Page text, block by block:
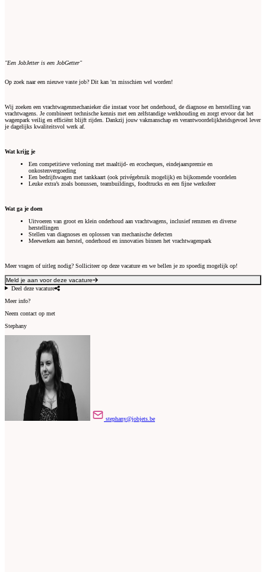
"Een JobJetter is een JobGetter"
Op zoek naar een nieuwe vaste job? Dit kan 'm misschien wel worden!
Wij zoeken een vrachtwagenmechanieker die instaat voor het onderhoud, de diagnose en herstelling van
vrachtwagens. Je combineert technische kennis met een zelfstandige werkhouding en zorgt ervoor dat het
wagenpark veilig en efficiënt blijft rijden. Dankzij jouw vakmanschap en verantwoordelijkheidsgevoel lever
je dagelijks kwaliteitsvol werk af.
Wat krijg je
Een competitieve verloning met maaltijd- en ecocheques, eindejaarspremie en
onkostenvergoeding
Een bedrijfswagen met tankkaart (ook privégebruik mogelijk) en bijkomende voordelen
Leuke extra’s zoals bonussen, teambuildings, foodtrucks en een fijne werksfeer
Wat ga je doen
Uitvoeren van groot en klein onderhoud aan vrachtwagens, inclusief remmen en diverse
herstellingen
Stellen van diagnoses en oplossen van mechanische defecten
Meewerken aan herstel, onderhoud en innovaties binnen het vrachtwagenpark
Meer vragen of uitleg nodig? Solliciteer op deze vacature en we bellen je zo spoedig mogelijk op!
Meld je aan voor deze vacature
Deel deze vacature
Meer info?
Neem contact op met
Stephany
stephany@jobjets.be